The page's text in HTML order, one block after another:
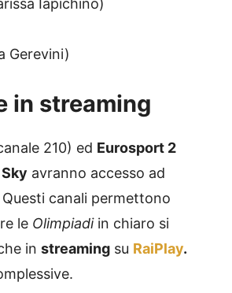
Iapichino)
Gerevini)
in streaming
210) ed Eurosport 2
Sky avranno accesso ad
canali permettono
le Olimpiadiin chiaro si
in streaming su RaiPlay.